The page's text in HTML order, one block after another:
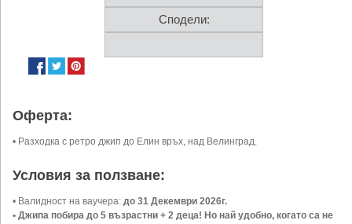
Сподели:
Оферта:
• Разходка с ретро джип до Елин връх, над Велинград.
Условия за ползване:
• Валидност на ваучера: до 31 Декември 2026г.
• Джипа побира до 5 възрастни + 2 деца! Но най удобно, когато са не